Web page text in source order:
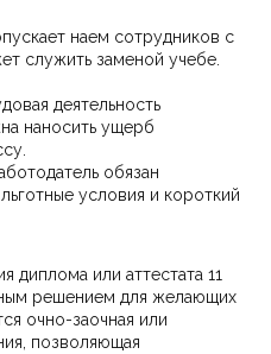
наем сотрудников с
служить заменой учебе.
деятельность
наносить ущерб
обязан
условия и короткий
диплома или аттестата 11
решением для желающих
очно-заочная или
позволяющая